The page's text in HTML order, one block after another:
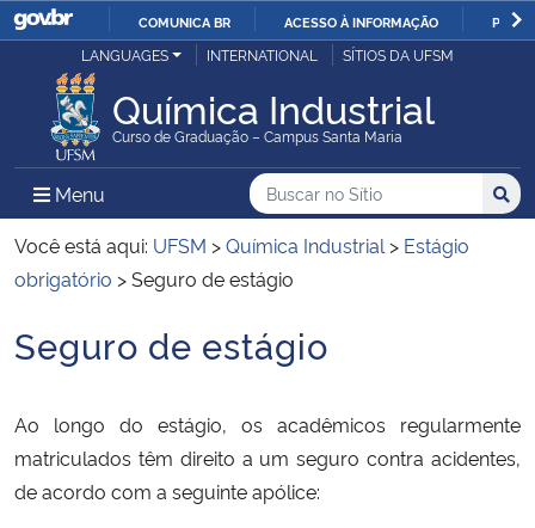
IR
O
COMUNICA BR ACESSO À INFORMAÇÃO
Ministério da Justiça e Segurança Pública
Ministério da Defesa
Ministério das Relações Exteriores
Ministério da Infraestrutura
Ministério da Agricultura, Pecuária e Abastecimento
Ministério da Educação
LANGUAGES INTERNATIONAL SÍTIOS DA UFSM
Química Industrial
Curso de Graduação – Campus Santa Maria
Menu Menu Principal do Sítio
Busca
Buscar no no Sítio
Busca:
Você está aqui: UFSM >Química Industrial > Estágio
obrigatório >Seguro de estágio
Início do conteúdo
Seguro de estágio
Ao longo do estágio, os acadêmicos regularmente
matriculados têm direito a um seguro contra acidentes,
de acordo com a seguinte apólice: